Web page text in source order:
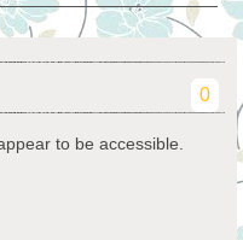
0
to be accessible.